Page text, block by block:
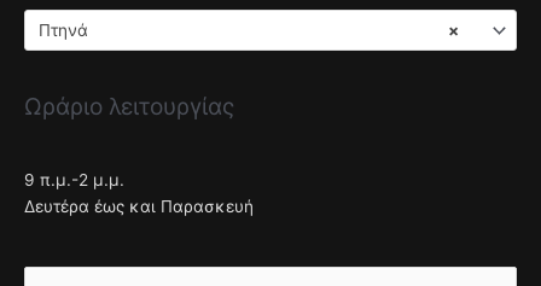
×
Πτηνά
Ωράριο λειτουργίας
9 π.μ.-2 μ.μ.
Δευτέρα έως και Παρασκευή